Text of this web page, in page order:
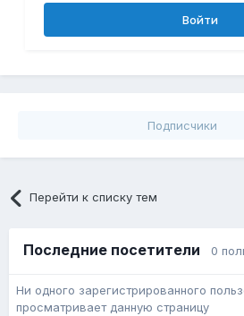
Войти
Подписчики
Перейти к списку тем
Последние посетители 0
Ни одного зарегистрированного
просматривает данную страницу